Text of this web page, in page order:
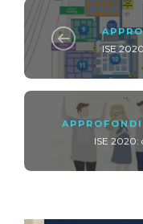
ISE
ISE 2020: